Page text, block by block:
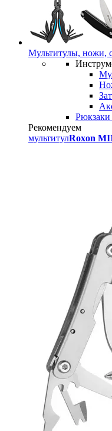
Мультитулы, ножи,
Рекомендуем
мультитулRoxon